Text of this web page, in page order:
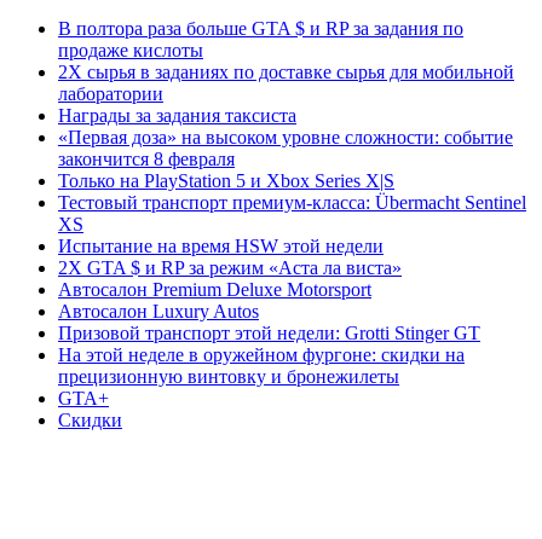
В полтора раза больше GTA $ и RP за задания по
продаже кислоты
2X сырья в заданиях по доставке сырья для мобильной
лаборатории
Награды за задания таксиста
«Первая доза» на высоком уровне сложности: событие
закончится 8 февраля
Только на PlayStation 5 и Xbox Series X|S
Тестовый транспорт премиум-класса: Übermacht Sentinel
XS
Испытание на время HSW этой недели
2X GTA $ и RP за режим «Аста ла виста»
Автосалон Premium Deluxe Motorsport
Автосалон Luxury Autos
Призовой транспорт этой недели: Grotti Stinger GT
На этой неделе в оружейном фургоне: скидки на
прецизионную винтовку и бронежилеты
GTA+
Скидки